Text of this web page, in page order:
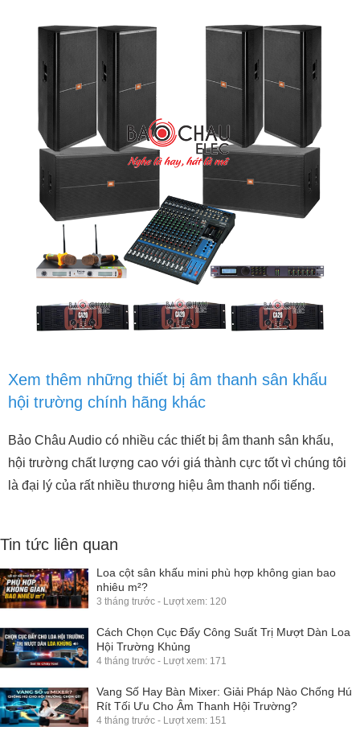
Xem thêm những thiết bị âm thanh sân khấu
hội trường chính hãng khác
Bảo Châu Audio có nhiều các thiết bị âm thanh sân khấu,
hội trường chất lượng cao với giá thành cực tốt vì chúng tôi
là đại lý của rất nhiều thương hiệu âm thanh nổi tiếng.
Tin tức liên quan
Loa cột sân khấu mini phù hợp không gian bao
nhiêu m²?
3 tháng trước - Lượt xem: 120
Cách Chọn Cục Đẩy Công Suất Trị Mượt Dàn Loa
Hội Trường Khủng
4 tháng trước - Lượt xem: 171
Vang Số Hay Bàn Mixer: Giải Pháp Nào Chống Hú
Rít Tối Ưu Cho Âm Thanh Hội Trường?
4 tháng trước - Lượt xem: 151